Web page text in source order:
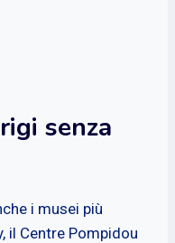
senza
i musei più
il Centre Pompidou